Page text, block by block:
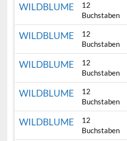
WILDBLUME
12
Buchstaben
WILDBLUME
12
Buchstaben
WILDBLUME
12
Buchstaben
WILDBLUME
12
Buchstaben
WILDBLUME
12
Buchstaben